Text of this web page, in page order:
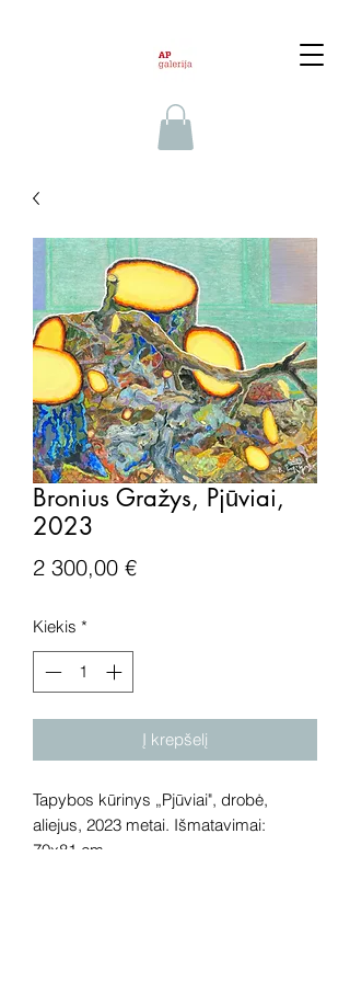
Bronius Gražys, Pjūviai,
2023
2 300,00 €Price
Kiekis *
Į krepšelį
Tapybos kūrinys „Pjūviai", drobė,
aliejus, 2023 metai. Išmatavimai:
70x81 cm.